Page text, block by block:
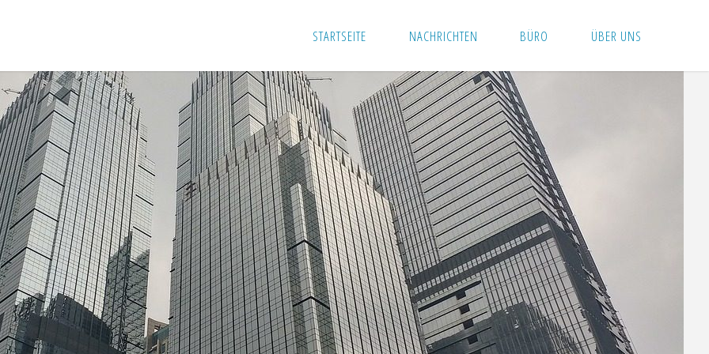
STARTSEITE NACHRICHTEN BÜRO ÜBER UNS